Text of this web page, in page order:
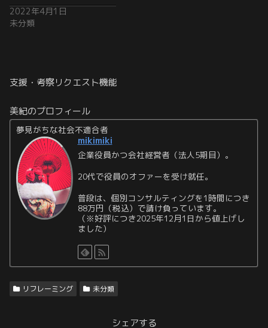
2022年4月1日
未分類
支援・考察リクエスト機能
美紀のプロフィール
夢見がちな社会不適合者
mikimiki
企業役員かつ会社経営者（法人5期目）。
20代で役員のオファーを受け就任。
普段は、個別コンサルティングを1時間につき
88万円（税込）で請け負っています。
（※好評につき2025年12月1日から値上げし
ました）
リフレーミング 未分類
シェアする